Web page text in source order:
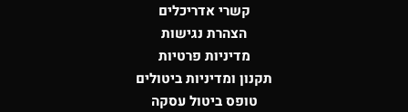
קשרי אדריכלים
הצהרת נגישות
מדיניות פרטיות
תקנון ומדיניות ביטולים
טופס ביטול עסקה